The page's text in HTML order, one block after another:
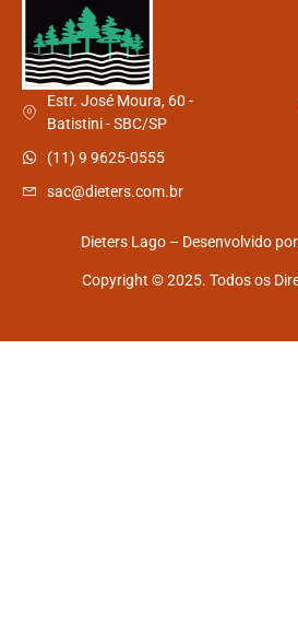
Estr. José Moura, 60 -
Batistini - SBC/SP
(11) 9 9625-0555
sac@dieters.com.br
Dieters Lago – Desenvolvido por
Copyright © 2025. Todos os